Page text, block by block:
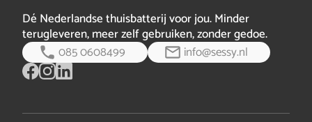
Dé Nederlandse thuisbatterij voor jou. Minder
terugleveren, meer zelf gebruiken, zonder gedoe.
085 0608499
info@sessy.nl